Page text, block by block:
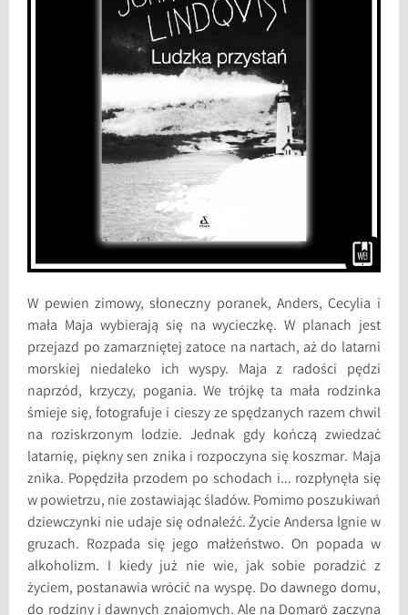
W pewien zimowy, słoneczny poranek, Anders, Cecylia i
mała Maja wybierają się na wycieczkę. W planach jest
przejazd po zamarzniętej zatoce na nartach, aż do latarni
morskiej niedaleko ich wyspy. Maja z radości pędzi
naprzód, krzyczy, pogania. We trójkę ta mała rodzinka
śmieje się, fotografuje i cieszy ze spędzanych razem chwil
na roziskrzonym lodzie. Jednak gdy kończą zwiedzać
latarnię, piękny sen znika i rozpoczyna się koszmar. Maja
znika. Popędziła przodem po schodach i… rozpłynęła się
w powietrzu, nie zostawiając śladów. Pomimo poszukiwań
dziewczynki nie udaje się odnaleźć. Życie Andersa lgnie w
gruzach. Rozpada się jego małżeństwo. On popada w
alkoholizm. I kiedy już nie wie, jak sobie poradzić z
życiem, postanawia wrócić na wyspę. Do dawnego domu,
do rodziny i dawnych znajomych. Ale na Domarö zaczyna